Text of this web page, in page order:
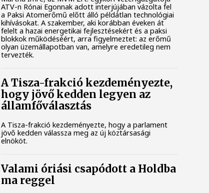
ATV-n Rónai Egonnak adott interjújában vázolta fel
a Paksi Atomerőmű előtt álló példátlan technológiai
kihívásokat. A szakember, aki korábban éveken át
felelt a hazai energetikai fejlesztésekért és a paksi
blokkok működéséért, arra figyelmeztet: az erőmű
olyan üzemállapotban van, amelyre eredetileg nem
tervezték.
A Tisza-frakció kezdeményezte,
hogy jövő kedden legyen az
államfőválasztás
A Tisza-frakció kezdeményezte, hogy a parlament
jövő kedden válassza meg az új köztársasági
elnököt.
Valami óriási csapódott a Holdba
ma reggel